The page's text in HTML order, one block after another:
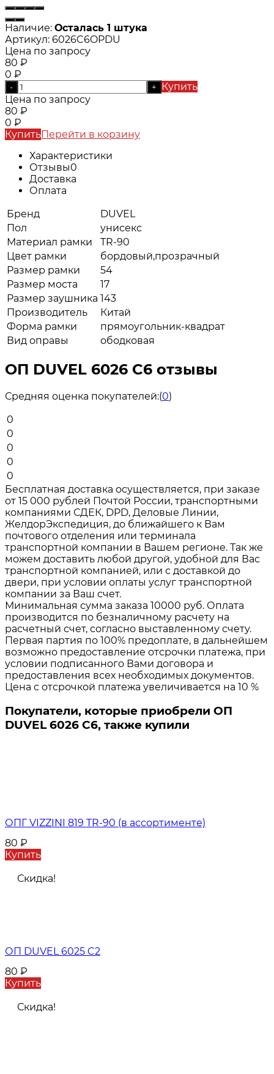
Наличие: Осталась 1 штука
Артикул: 6026C6OPDU
Цена по запросу
80 ₽
0 ₽
- +
Купить
Цена по запросу
80 ₽
0 ₽
КупитьПерейти в корзину
Характеристики
Отзывы0
Доставка
Оплата
Бренд
DUVEL
Пол
унисекс
Материал рамки
TR-90
Цвет рамки
бордовый,прозрачный
Размер рамки
54
Размер моста
17
Размер заушника 143
Производитель
Китай
Форма рамки
прямоугольник-квадрат
Вид оправы
ободковая
ОП DUVEL 6026 C6 отзывы
Средняя оценка покупателей:(0)
0
0
0
0
0
Бесплатная доставка осуществляется, при заказе
от 15 000 рублей Почтой России, транспортными
компаниями СДЕК, DPD, Деловые Линии,
ЖелдорЭкспедиция, до ближайшего к Вам
почтового отделения или терминала
транспортной компании в Вашем регионе. Так же
можем доставить любой другой, удобной для Вас
транспортной компанией, или с доставкой до
двери, при условии оплаты услуг транспортной
компании за Ваш счет.
Минимальная сумма заказа 10000 руб. Оплата
производится по безналичному расчету на
расчетный счет, согласно выставленному счету.
Первая партия по 100% предоплате, в дальнейшем
возможно предоставление отсрочки платежа, при
условии подписанного Вами договора и
предоставления всех необходимых документов.
Цена с отсрочкой платежа увеличивается на 10 %
Покупатели, которые приобрели ОП
DUVEL 6026 C6, также купили
ОПГ VIZZINI 819 TR-90 (в ассортименте)
80 ₽
Купить
Скидка!
ОП DUVEL 6025 C2
80 ₽
Купить
Скидка!